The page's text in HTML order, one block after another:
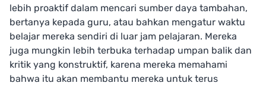
lebih proaktif dalam mencari sumber daya tambahan,
bertanya kepada guru, atau bahkan mengatur waktu
belajar mereka sendiri di luar jam pelajaran. Mereka
juga mungkin lebih terbuka terhadap umpan balik dan
kritik yang konstruktif, karena mereka memahami
bahwa itu akan membantu mereka untuk terus